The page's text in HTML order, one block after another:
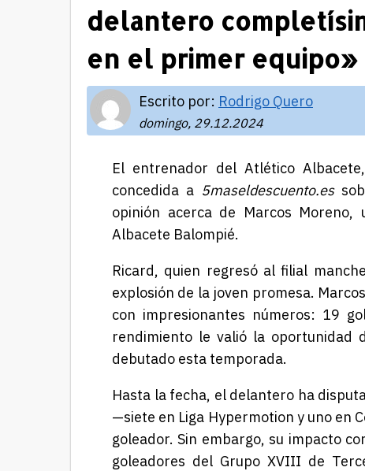
delantero
en el primer equipo»
Escrito por: Rodrigo Quero
domingo, 29.12.2024
El entrenador del Atlético
concedida a 5maseldescuento.es
opinión acerca de Marcos
Albacete Balompié.
Ricard, quien regresó al filial
explosión de la joven promesa.
con impresionantes números: 19
rendimiento le valió la oportunidad
debutado esta temporada.
Hasta la fecha, el delantero ha
—siete en Liga Hypermotion y uno en
goleador. Sin embargo, su impacto
goleadores del Grupo XVIII de